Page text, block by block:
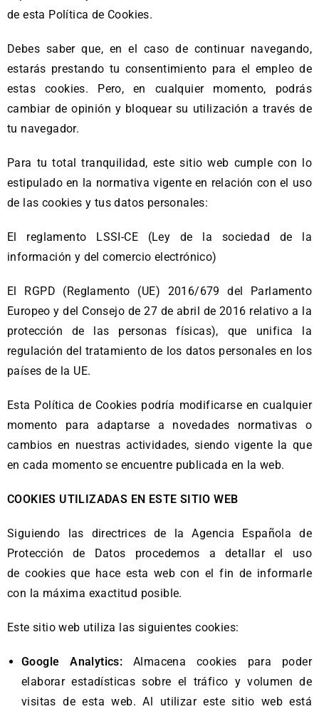
de esta Política de Cookies.
Debes saber que, en el caso de continuar navegando,
estarás prestando tu consentimiento para el empleo de
estas cookies. Pero, en cualquier momento, podrás
cambiar de opinión y bloquear su utilización a través de
tu navegador.
Para tu total tranquilidad, este sitio web cumple con lo
estipulado en la normativa vigente en relación con el uso
de las cookies y tus datos personales:
El reglamento LSSI-CE (Ley de la sociedad de la
información y del comercio electrónico)
El RGPD (Reglamento (UE) 2016/679 del Parlamento
Europeo y del Consejo de 27 de abril de 2016 relativo a la
protección de las personas físicas), que unifica la
regulación del tratamiento de los datos personales en los
países de la UE.
Esta Política de Cookies podría modificarse en cualquier
momento para adaptarse a novedades normativas o
cambios en nuestras actividades, siendo vigente la que
en cada momento se encuentre publicada en la web.
COOKIES UTILIZADAS EN ESTE SITIO WEB
Siguiendo las directrices de la Agencia Española de
Protección de Datos procedemos a detallar el uso
de cookies que hace esta web con el fin de informarle
con la máxima exactitud posible.
Este sitio web utiliza las siguientes cookies:
Google Analytics: Almacena cookies para poder
elaborar estadísticas sobre el tráfico y volumen de
visitas de esta web. Al utilizar este sitio web está